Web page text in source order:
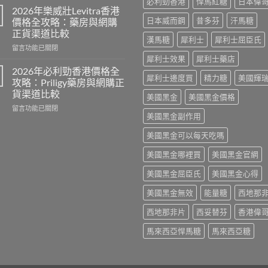
正
品
去
哪
裡
香
港
網
購
渠
年
男
士
保
健
推
介：
香
港
男
2026年樂威壯Levitra香港
價格全攻略：藥房與網購
正貨渠道比較
在
年
樂
威
壯
Levitra
留言功能已關閉
2026年必利勁香港價格全
攻略：Priligy藥房與網購正
貨渠道比較
在
留言功能已關閉
日本威而鋼
昔多芬
汗馬糖
漢馬糖
犀利士
犀利士屈臣氏
犀利士效果
犀利士藥店
犀利士邊度買
精力糖
美國輝瑞
美國黑金
美國黑金價格
美國黑金副作用
美國黑金可以每天吃嗎
美國黑金哪裡買
美國黑金官網
美國黑金屈臣氏
美國黑金心得
美國黑金無效
能量糖
西地那非
西地那非片
西妥替芬
香港偉哥
馬來西亞悍馬糖
馬來西亞糖